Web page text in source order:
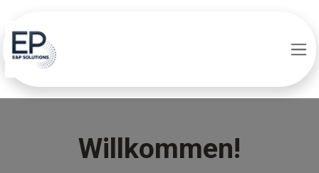
Willkommen!